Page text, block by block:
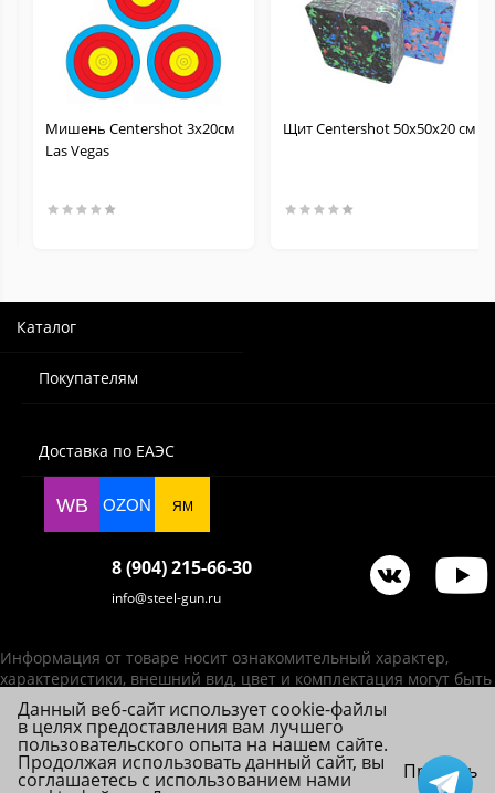
Мишень Сentershot 3x20см
Las Vegas
Щит Centershot 50х50х20 см
Каталог
Покупателям
Доставка по ЕАЭС
WB OZON ЯМ
8 (904) 215-66-30
info@steel-gun.ru
Информация от товаре носит ознакомительный характер,
характеристики, внешний вид, цвет и комплектация могут быть
изменены производителем без уведомления.
ИП Фролова А. В., ОГРНИП 314784720200492
© 2026 Steel-Gun (Стил Ган) - оптовый интернет-магазин ножей, пневматики,
товаров для страйкбола и туризма.
Данный веб-сайт использует cookie-файлы
в целях предоставления вам лучшего
пользовательского опыта на нашем сайте.
Продолжая использовать данный сайт, вы
соглашаетесь с использованием нами Принять